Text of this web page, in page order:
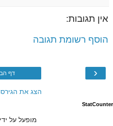
אין תגובות:
הוסף רשומת תגובה
‹ דף
הצג את
StatCounter
מופעל על ידי